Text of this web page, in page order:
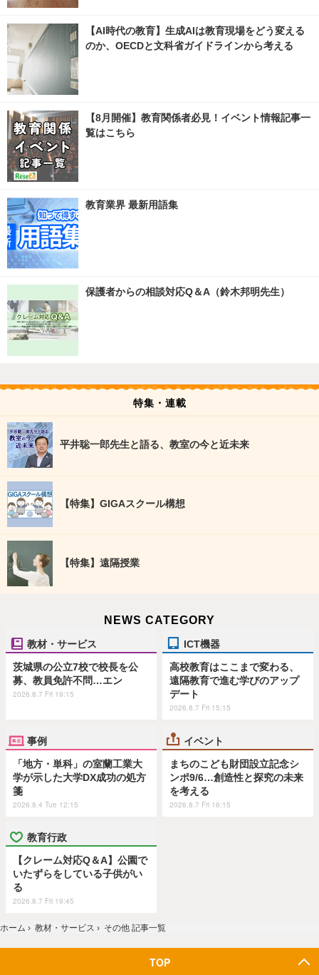
【AI時代の教育】生成AIは教育現場をどう変える
のか、OECDと文科省ガイドラインから考える
【8月開催】教育関係者必見！イベント情報記事一
覧はこちら
教育業界 最新用語集
保護者からの相談対応Q＆A（鈴木邦明先生）
特集・連載
平井聡一郎先生と語る、教室の今と近未来
【特集】GIGAスクール構想
【特集】遠隔授業
NEWS CATEGORY
教材・サービス
茨城県の公立7校で校長を公
募、教員免許不問…エン
2026.8.7 Fri 19:15
ICT機器
高校教育はここまで変わる、
遠隔教育で進む学びのアップ
デート
2026.8.7 Fri 15:15
事例
「地方・単科」の室蘭工業大
学が示した大学DX成功の処方
箋
2026.8.4 Tue 12:15
イベント
まちのこども財団設立記念シ
ンポ9/6…創造性と探究の未来
を考える
2026.8.7 Fri 16:15
教育行政
【クレーム対応Q＆A】公園で
いたずらをしている子供がい
る
2026.8.7 Fri 19:45
ホーム › 教材・サービス › その他 記事一覧
TOP